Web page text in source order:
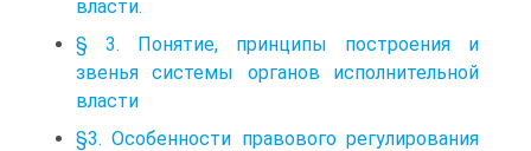
власти.
§ 3. Понятие, принципы построения и
звенья системы органов исполнительной
власти
§3. Особенности правового регулирования